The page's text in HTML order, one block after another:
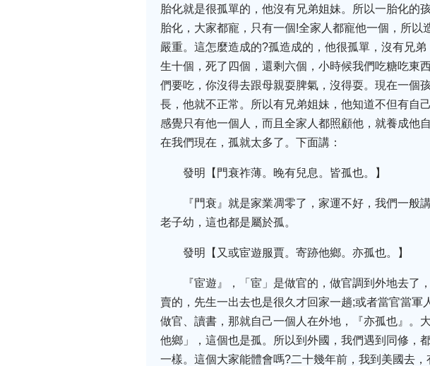
胎化就是很孤單的，他沒有兄弟姐妹。所以一胎化的
胎化，大家都寵，只有一個!全家人都寵他一個，所
嚴重。這怎麼造成的?孤造成的，他很孤單，沒有兄
生十個，死了四個，還剩六個，小時候我們吃糖吃東
們要吃，你沒得去跟母親耍脾氣，沒得耍。現在一個
長，他就不正常。所以有兄弟姐妹，他知道不但有自
感覺只有他一個人，而且全家人都照顧他，就養成他
在我們現在，孤就太多了。下面講：
發明【門衰祚薄。晚有兒息。皆孤也。】
『門衰』就是家業凋零了，家運不好，我們一
老子幼，這也都是屬於孤。
發明【又或宦遊服賈。寄跡他鄉。亦孤也。】
『宦遊』，「宦」是做官的，做官調到外地去
賣的，先生一出去也是很久才回家一趟;或者當官當軍
做官、讀書，那就自己一個人在外地，『亦孤也』。
他鄉」，這個也是孤。所以到外國，我們遇到同修，
一樣。這個大家能體會嗎?二十幾年前，我到美國去